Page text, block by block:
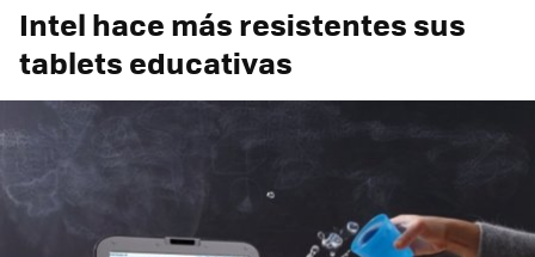
Intel hace más resistentes sus
tablets educativas